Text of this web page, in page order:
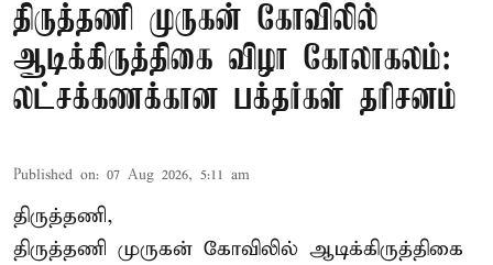
திருத்தணி முருகன் கோவிலில்
ஆடிக்கிருத்திகை விழா கோலாகலம்:
லட்சக்கணக்கான பக்தர்கள் தரிசனம்
Published on: 07 Aug 2026, 5:11 am
திருத்தணி,
திருத்தணி முருகன் கோவிலில் ஆடிக்கிருத்திகை